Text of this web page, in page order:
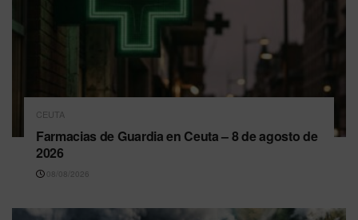
CEUTA
Farmacias de Guardia en Ceuta – 8 de agosto de
2026
08/08/2026